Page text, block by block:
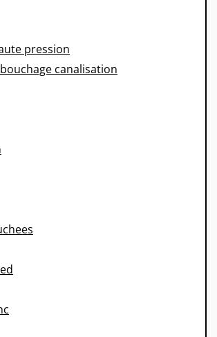
pression
canalisation